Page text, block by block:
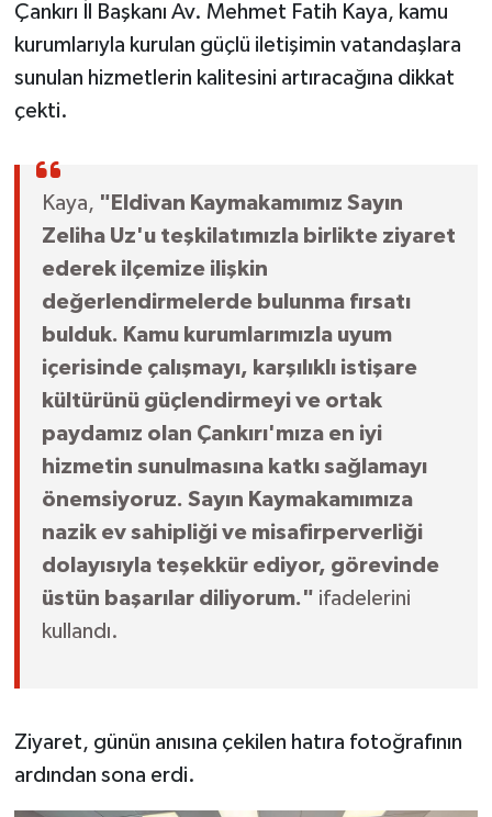
Çankırı İl Başkanı Av. Mehmet Fatih Kaya, kamu
kurumlarıyla kurulan güçlü iletişimin vatandaşlara
sunulan hizmetlerin kalitesini artıracağına dikkat
çekti.
Kaya, "Eldivan Kaymakamımız Sayın
Zeliha Uz'u teşkilatımızla birlikte ziyaret
ederek ilçemize ilişkin
değerlendirmelerde bulunma fırsatı
bulduk. Kamu kurumlarımızla uyum
içerisinde çalışmayı, karşılıklı istişare
kültürünü güçlendirmeyi ve ortak
paydamız olan Çankırı'mıza en iyi
hizmetin sunulmasına katkı sağlamayı
önemsiyoruz. Sayın Kaymakamımıza
nazik ev sahipliği ve misafirperverliği
dolayısıyla teşekkür ediyor, görevinde
üstün başarılar diliyorum." ifadelerini
kullandı.
Ziyaret, günün anısına çekilen hatıra fotoğrafının
ardından sona erdi.